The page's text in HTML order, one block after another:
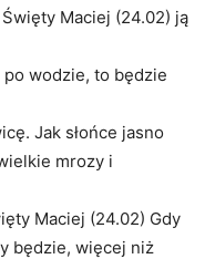
Maciej (24.02) ją
wodzie, to będzie
Jak słońce jasno
mrozy i
Maciej (24.02) Gdy
będzie, więcej niż